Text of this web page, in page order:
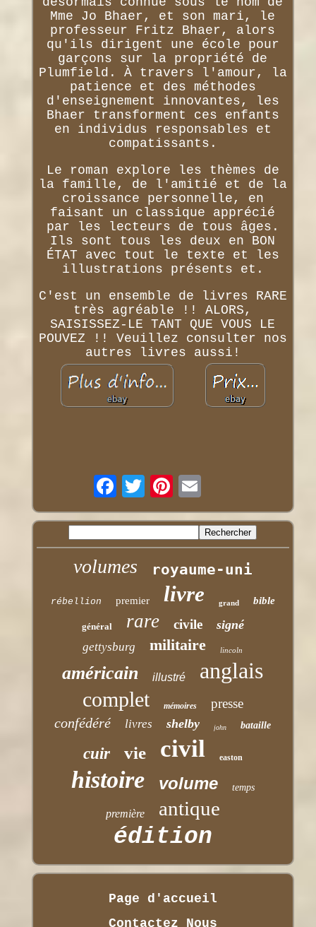
Mme Jo Bhaer, et son mari, le
professeur Fritz Bhaer, alors
qu'ils dirigent une école pour
garçons sur la propriété de
Plumfield. À travers l'amour, la
patience et des méthodes
d'enseignement innovantes, les
Bhaer transforment ces enfants
en individus responsables et
compatissants.
Le roman explore les thèmes de
la famille, de l'amitié et de la
croissance personnelle, en
faisant un classique apprécié
par les lecteurs de tous âges.
Ils sont tous les deux en BON
ÉTAT avec tout le texte et les
illustrations présents et.
C'est un ensemble de livres RARE
très agréable !! ALORS,
SAISISSEZ-LE TANT QUE VOUS LE
POUVEZ !! Veuillez consulter nos
autres livres aussi!
volumes royaume-uni
rébellion premier livre grand bible
général rare civile signé
gettysburg militaire lincoln
américain illustré anglais
complet mémoires presse
confédéré livres shelby john bataille
cuir vie civil easton
histoire volume temps
première antique
édition
Page d'accueil
Contactez Nous